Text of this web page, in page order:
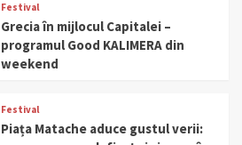
Festival
Grecia în mijlocul Capitalei –
programul Good KALIMERA din
weekend
Festival
Piața Matache aduce gustul verii: